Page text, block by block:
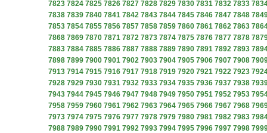
7823 7824 7825 7826 7827 7828 7829 7830 7831 7832 7833
7838 7839 7840 7841 7842 7843 7844 7845 7846 7847 7848
7853 7854 7855 7856 7857 7858 7859 7860 7861 7862 7863
7868 7869 7870 7871 7872 7873 7874 7875 7876 7877 7878
7883 7884 7885 7886 7887 7888 7889 7890 7891 7892 7893
7898 7899 7900 7901 7902 7903 7904 7905 7906 7907 7908
7913 7914 7915 7916 7917 7918 7919 7920 7921 7922 7923
7928 7929 7930 7931 7932 7933 7934 7935 7936 7937 7938
7943 7944 7945 7946 7947 7948 7949 7950 7951 7952 7953
7958 7959 7960 7961 7962 7963 7964 7965 7966 7967 7968
7973 7974 7975 7976 7977 7978 7979 7980 7981 7982 7983
7988 7989 7990 7991 7992 7993 7994 7995 7996 7997 7998